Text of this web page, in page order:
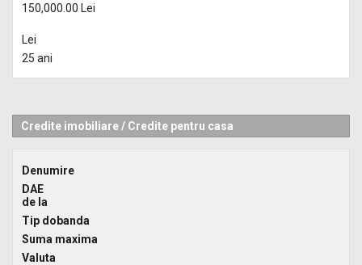
150,000.00 Lei
Lei
25 ani
Credite imobiliare/ Credite pentru casa
Denumire
DAE
de la
Tip dobanda
Suma maxima
Valuta